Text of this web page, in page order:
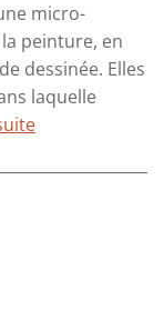
micro-
peinture, en
dessinée. Elles
laquelle